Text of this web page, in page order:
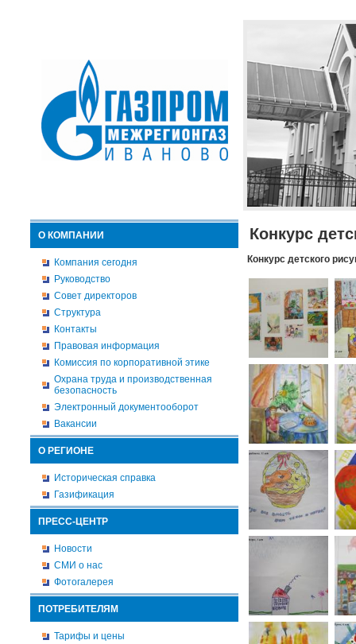
О КОМПАНИИ
Компания сегодня
Руководство
Совет директоров
Структура
Контакты
Правовая информация
Комиссия по корпоративной этике
Охрана труда и производственная
безопасность
Электронный документооборот
Вакансии
О РЕГИОНЕ
Историческая справка
Газификация
ПРЕСС-ЦЕНТР
Новости
СМИ о нас
Фотогалерея
ПОТРЕБИТЕЛЯМ
Тарифы и цены
Конкурс
Конкурс детского